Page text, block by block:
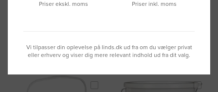
Varenummer: 3078157 Varenummer: 3082531
Priser ekskl. moms Priser inkl. moms
Vi tilpasser din oplevelse på linds.dk ud fra om du vælger privat
eller erhverv og viser dig mere relevant indhold ud fra dit valg.